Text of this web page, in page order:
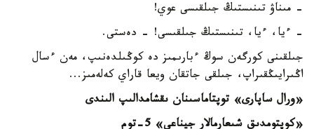
- مىناۋ تىنىستىڭ جىلقىسى عوي!
- ءيا، ءيا، تىنىستىڭ جىلقىسى! - دەستى.
جىلقىنى كورگەن سوڭ ءبارىمىز دە كوڭىلدەنىپ، مەن ءسال
اڭىرايىڭقىراپ، جىلقى جاتقان ويعا قاراي كەلەمىز...
«ورال ساپارى» توپتاماسىنان ىقشامدالىپ الىندى
«كوپتومدىق شىعارمالار جيناعى» 5-توم